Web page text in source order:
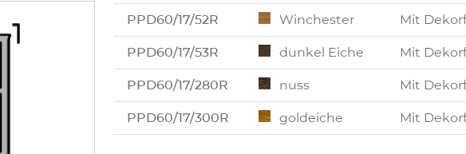
PPD60/17/52R Winchester Mit
PPD60/17/53R dunkel Eiche Mit
PPD60/17/280R nuss Mit
PPD60/17/300R goldeiche Mit